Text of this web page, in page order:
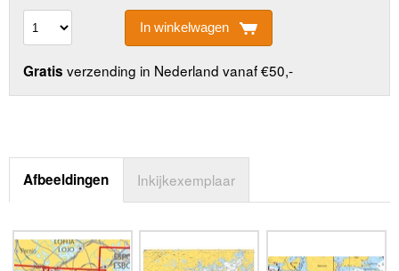
In winkelwagen
Gratis verzending in Nederland vanaf €50,-
Afbeeldingen Inkijkexemplaar